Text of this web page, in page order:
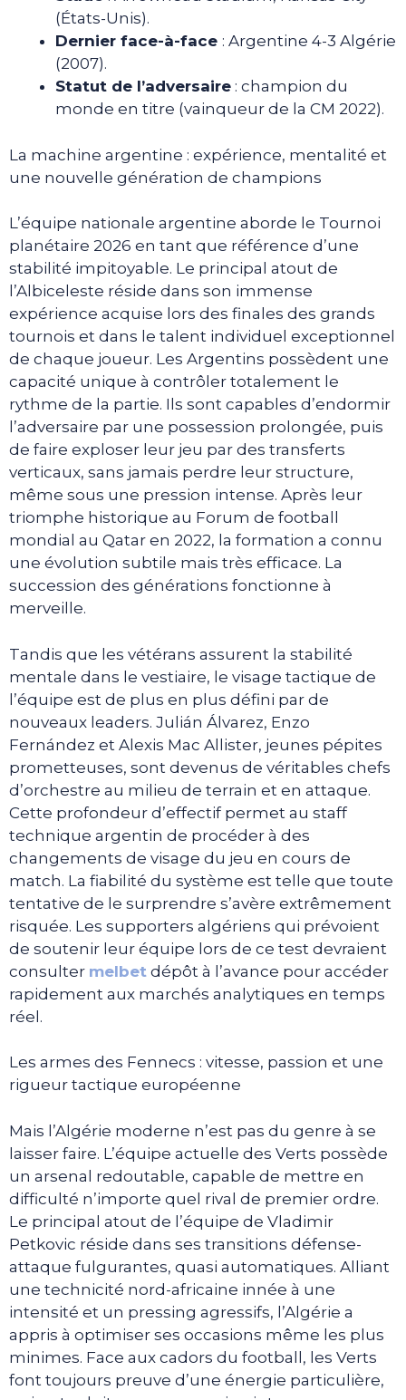
(États-Unis).
Dernier face-à-face : Argentine 4-3 Algérie
(2007).
Statut de l’adversaire : champion du
monde en titre (vainqueur de la CM 2022).
La machine argentine : expérience, mentalité et
une nouvelle génération de champions
L’équipe nationale argentine aborde le Tournoi
planétaire 2026 en tant que référence d’une
stabilité impitoyable. Le principal atout de
l’Albiceleste réside dans son immense
expérience acquise lors des finales des grands
tournois et dans le talent individuel exceptionnel
de chaque joueur. Les Argentins possèdent une
capacité unique à contrôler totalement le
rythme de la partie. Ils sont capables d’endormir
l’adversaire par une possession prolongée, puis
de faire exploser leur jeu par des transferts
verticaux, sans jamais perdre leur structure,
même sous une pression intense. Après leur
triomphe historique au Forum de football
mondial au Qatar en 2022, la formation a connu
une évolution subtile mais très efficace. La
succession des générations fonctionne à
merveille.
Tandis que les vétérans assurent la stabilité
mentale dans le vestiaire, le visage tactique de
l’équipe est de plus en plus défini par de
nouveaux leaders. Julián Álvarez, Enzo
Fernández et Alexis Mac Allister, jeunes pépites
prometteuses, sont devenus de véritables chefs
d’orchestre au milieu de terrain et en attaque.
Cette profondeur d’effectif permet au staff
technique argentin de procéder à des
changements de visage du jeu en cours de
match. La fiabilité du système est telle que toute
tentative de le surprendre s’avère extrêmement
risquée. Les supporters algériens qui prévoient
de soutenir leur équipe lors de ce test devraient
consulter melbet dépôt à l’avance pour accéder
rapidement aux marchés analytiques en temps
réel.
Les armes des Fennecs : vitesse, passion et une
rigueur tactique européenne
Mais l’Algérie moderne n’est pas du genre à se
laisser faire. L’équipe actuelle des Verts possède
un arsenal redoutable, capable de mettre en
difficulté n’importe quel rival de premier ordre.
Le principal atout de l’équipe de Vladimir
Petkovic réside dans ses transitions défense-
attaque fulgurantes, quasi automatiques. Alliant
une technicité nord-africaine innée à une
intensité et un pressing agressifs, l’Algérie a
appris à optimiser ses occasions même les plus
minimes. Face aux cadors du football, les Verts
font toujours preuve d’une énergie particulière,